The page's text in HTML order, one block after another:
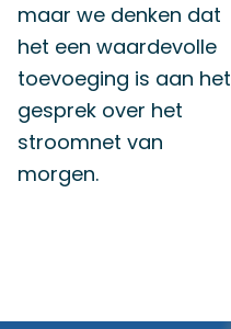
maar we denken dat
het een waardevolle
toevoeging is aan het
gesprek over het
stroomnet van
morgen.